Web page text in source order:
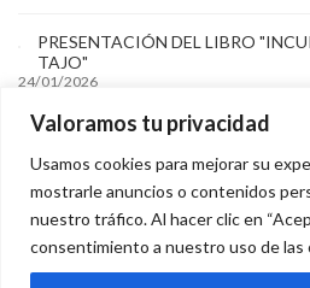
Valoramos tu privacidad
Usamos cookies para mejorar su
mostrarle anuncios o contenidos
nuestro tráfico. Al hacer clic en
consentimiento a nuestro uso de las
PRESENTACIÓN DEL LIBRO
TAJO"
24/01/2026
Archivos
Archivos